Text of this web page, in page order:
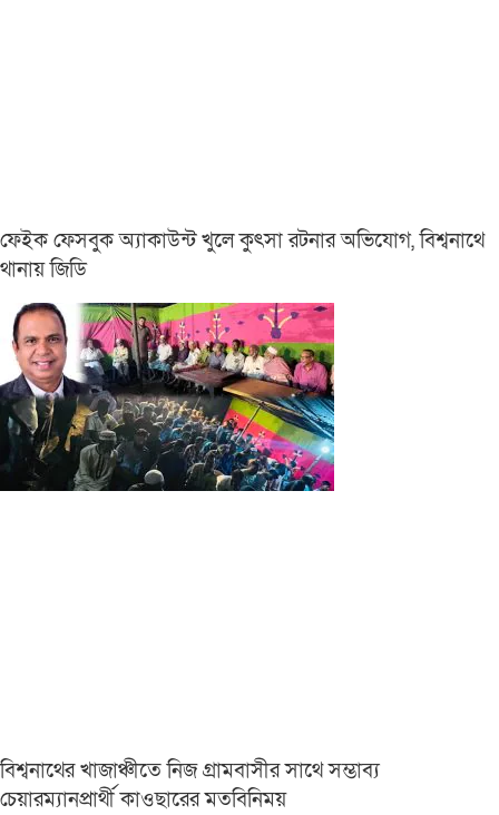
ফেইক ফেসবুক অ্যাকাউন্ট খুলে কুৎসা রটনার অভিযোগ, বিশ্বনাথে
থানায় জিডি
বিশ্বনাথের খাজাঞ্চীতে নিজ গ্রামবাসীর সাথে সম্ভাব্য
চেয়ারম্যানপ্রার্থী কাওছারের মতবিনিময়